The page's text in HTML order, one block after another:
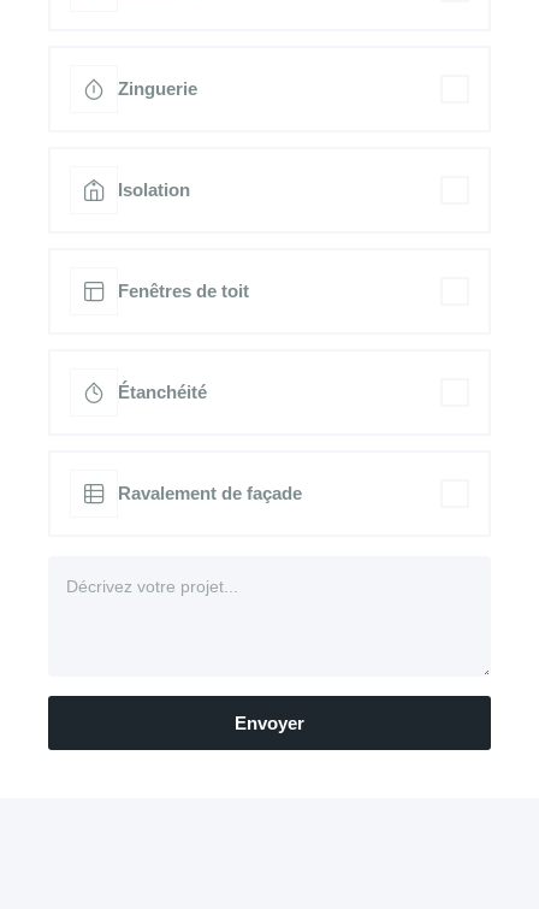
Zinguerie
Isolation
Fenêtres de toit
Étanchéité
Ravalement de façade
Envoyer